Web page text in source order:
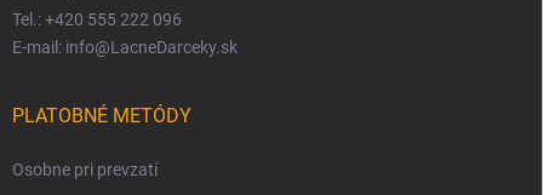
Tel.: +420 555 222 096
E-mail: info@LacneDarceky.sk
PLATOBNÉ METÓDY
Osobne pri prevzatí